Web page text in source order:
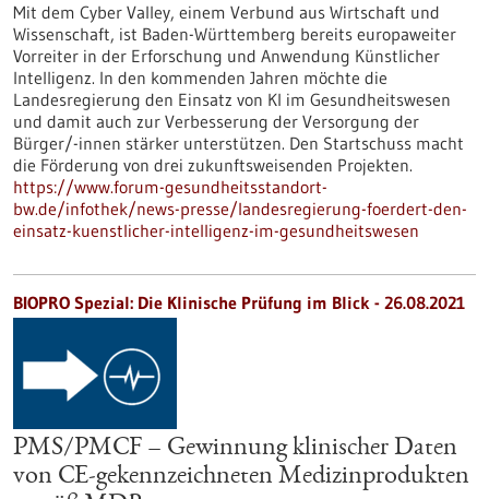
Mit dem Cyber Valley, einem Verbund aus Wirtschaft und
Wissenschaft, ist Baden-Württemberg bereits europaweiter
Vorreiter in der Erforschung und Anwendung Künstlicher
Intelligenz. In den kommenden Jahren möchte die
Landesregierung den Einsatz von KI im Gesundheitswesen
und damit auch zur Verbesserung der Versorgung der
Bürger/-innen stärker unterstützen. Den Startschuss macht
die Förderung von drei zukunftsweisenden Projekten.
https://www.forum-gesundheitsstandort-
bw.de/infothek/news-presse/landesregierung-foerdert-den-
einsatz-kuenstlicher-intelligenz-im-gesundheitswesen
BIOPRO Spezial: Die Klinische Prüfung im Blick - 26.08.2021
PMS/PMCF – Gewinnung klinischer Daten
von CE-gekennzeichneten Medizinprodukten